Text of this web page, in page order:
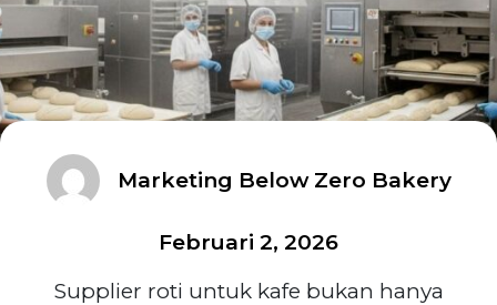
Marketing Below Zero Bakery
Februari 2, 2026
Supplier roti untuk kafe bukan hanya